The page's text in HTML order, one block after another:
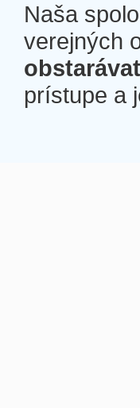
Naša
verejných
prístupe a